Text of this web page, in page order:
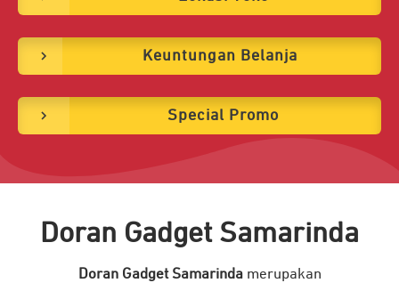
Keuntungan Belanja
Special Promo
Doran Gadget Samarinda
Doran Gadget Samarindamerupakan